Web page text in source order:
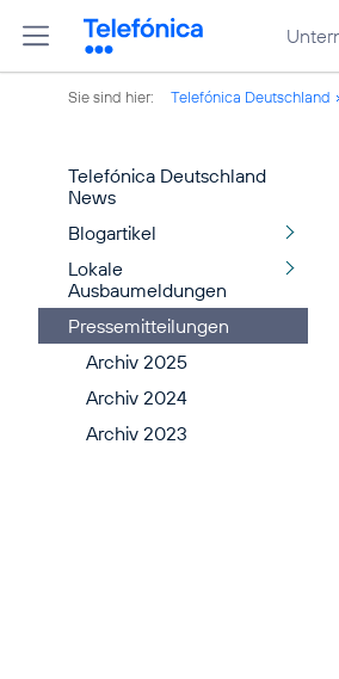
Sie sind hier: Telefónica Deutschland
Telefónica Deutschland
News
Blogartikel
Lokale
Ausbaumeldungen
Pressemitteilungen
Archiv 2025
Archiv 2024
Archiv 2023